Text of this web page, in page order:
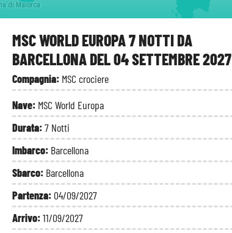
MSC WORLD EUROPA 7 NOTTI DA
BARCELLONA DEL 04 SETTEMBRE 2027
Compagnia: MSC crociere
Nave: MSC World Europa
Durata:7 Notti
Imbarco: Barcellona
Sbarco: Barcellona
Partenza: 04/09/2027
Arrivo:11/09/2027
di Maiorca